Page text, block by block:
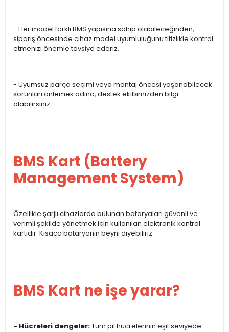
- Her model farklı BMS yapısına sahip olabileceğinden,
sipariş öncesinde cihaz model uyumluluğunu titizlikle kontrol
etmenizi önemle tavsiye ederiz.
- Uyumsuz parça seçimi veya montaj öncesi yaşanabilecek
sorunları önlemek adına, destek ekibimizden bilgi
alabilirsiniz.
BMS Kart (Battery
Management System)
Özellikle şarjlı cihazlarda bulunan bataryaları güvenli ve
verimli şekilde yönetmek için kullanılan elektronik kontrol
kartıdır. Kısaca bataryanın beyni diyebiliriz.
BMS Kart ne işe yarar?
- Hücreleri dengeler:Tüm pil hücrelerinin eşit seviyede